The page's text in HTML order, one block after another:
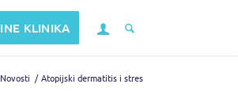
KLINIKA
Novosti / Atopijski dermatitis i stres